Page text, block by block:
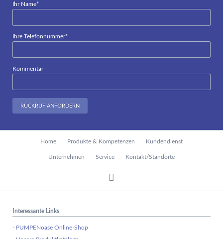
Pflichtfeld
Ihr Name*
Pflichtfeld
Ihre Telefonnummer*
Kommentar
RÜCKRUF ANFORDERN
Home Produkte & Kompetenzen Kundendienst
Unternehmen Service Kontakt/Standorte
Interessante Links
- PUMPENoase Online-Shop